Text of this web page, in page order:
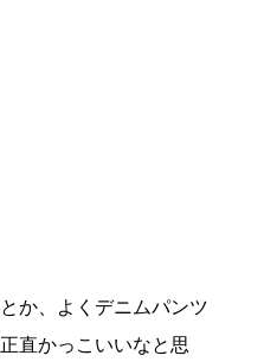
か、よくデニムパンツ
直かっこいいなと思